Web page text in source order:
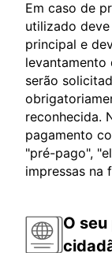
Em caso de
utilizado
principal e
levantamento
serão
reconhecida.
pagamento
"pré-pago",
impressas na
O